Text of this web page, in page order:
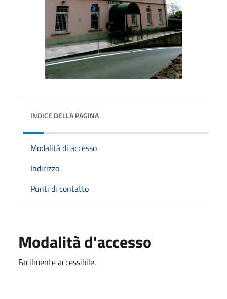
INDICE DELLA PAGINA
Modalità di accesso
Indirizzo
Punti di contatto
Modalità d'accesso
Facilmente accessibile.